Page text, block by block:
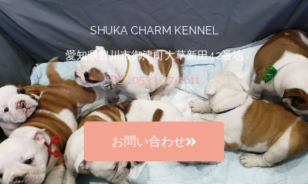
SHUKA CHARM KENNEL
愛知県豊川市御津町大草新田42番地
TEL:0533-77-1611
お問い合わせ